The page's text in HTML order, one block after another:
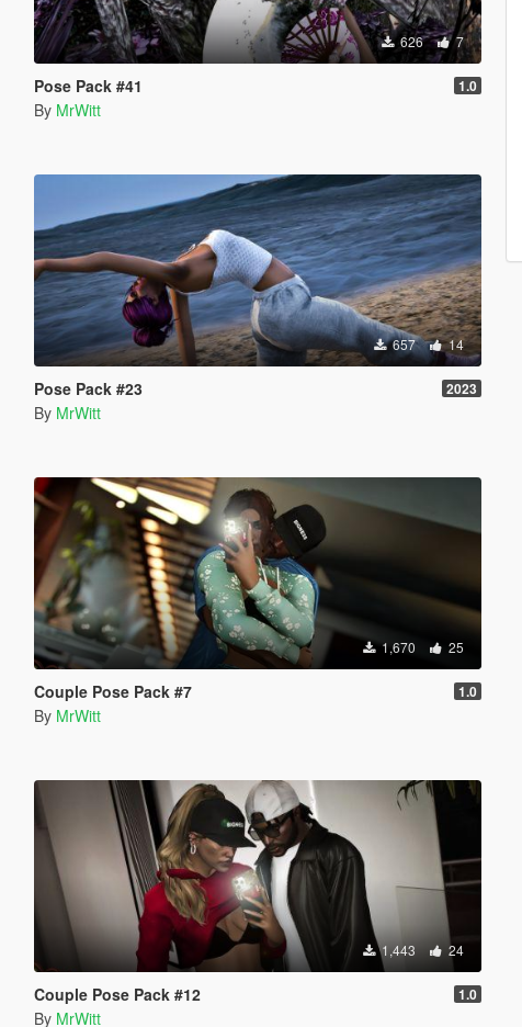
626 7
Pose Pack #41 1.0
By MrWitt
657 14
Pose Pack #23 2023
By MrWitt
1,670 25
Couple Pose Pack #7 1.0
By MrWitt
1,443 24
Couple Pose Pack #12 1.0
By MrWitt